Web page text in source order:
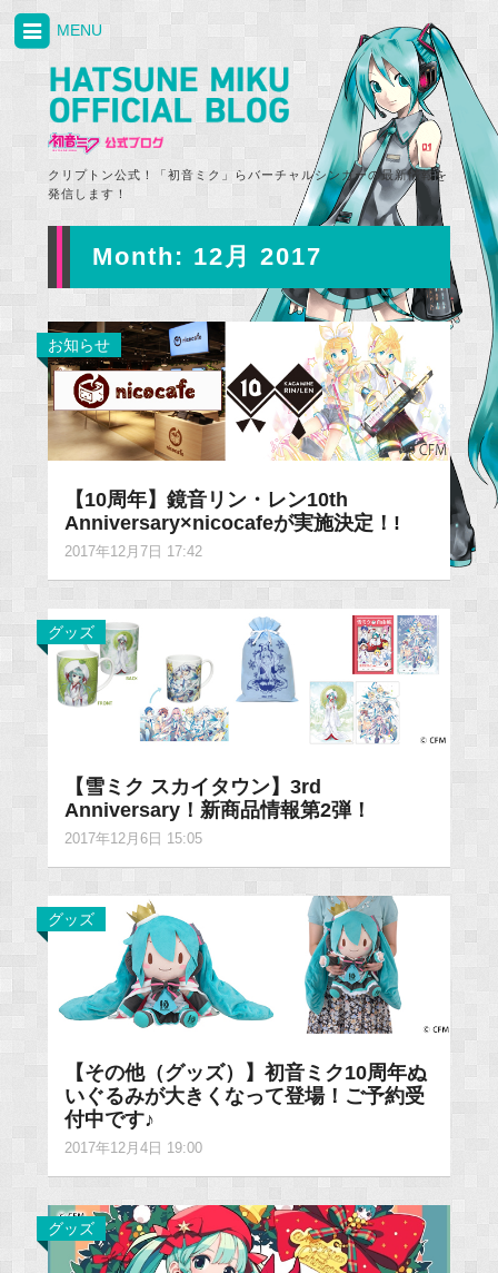
クリプトン公式！「初音ミク」らバーチャルシンガーの最新情報を
発信します！
MENU
Month: 12月 2017
お知らせ
【10周年】鏡音リン・レン10th
Anniversary×nicocafeが実施決定！!
2017年12月7日 17:42
グッズ
【雪ミク スカイタウン】3rd
Anniversary！新商品情報第2弾！
2017年12月6日 15:05
グッズ
【その他（グッズ）】初音ミク10周年ぬ
いぐるみが大きくなって登場！ご予約受
付中です♪
2017年12月4日 19:00
グッズ